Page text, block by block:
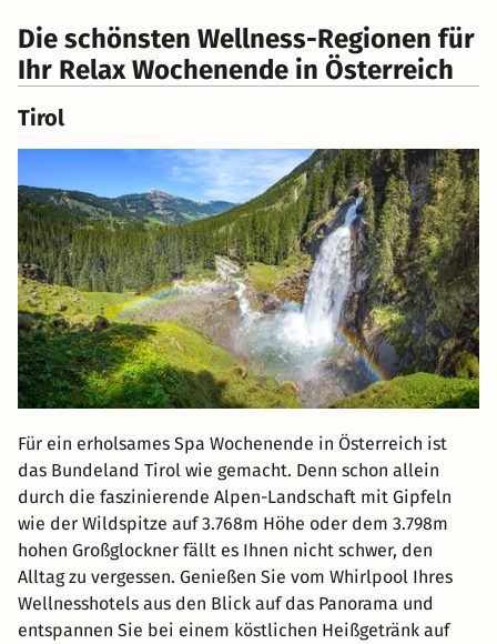
Die schönsten Wellness-Regionen für
Ihr Relax Wochenende in Österreich
Tirol
Für ein erholsames Spa Wochenende in Österreich ist
das Bundeland Tirol wie gemacht. Denn schon allein
durch die faszinierende Alpen-Landschaft mit Gipfeln
wie der Wildspitze auf 3.768m Höhe oder dem 3.798m
hohen Großglockner fällt es Ihnen nicht schwer, den
Alltag zu vergessen. Genießen Sie vom Whirlpool Ihres
Wellnesshotels aus den Blick auf das Panorama und
entspannen Sie bei einem köstlichen Heißgetränk auf